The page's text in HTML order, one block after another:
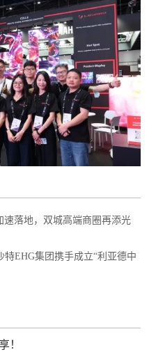
速落地，双城高端商圈再添光
特EHG集团携手成立“利亚德中
！